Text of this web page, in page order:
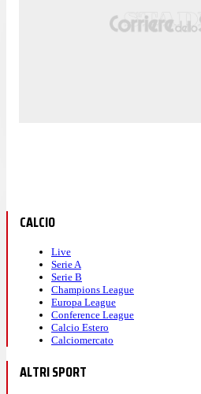
CALCIO
Live
Serie A
Serie B
Champions League
Europa League
Conference League
Calcio Estero
Calciomercato
ALTRI SPORT